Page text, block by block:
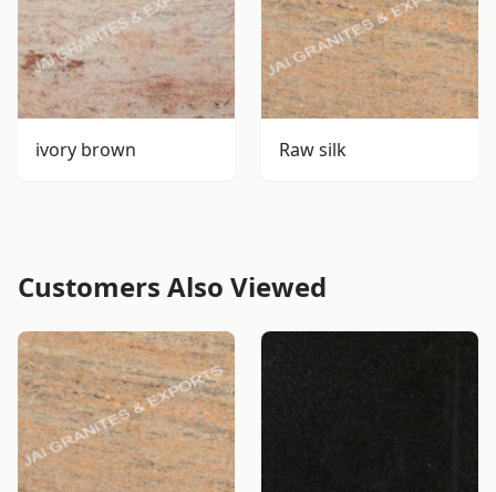
ivory brown Raw silk
Customers Also Viewed